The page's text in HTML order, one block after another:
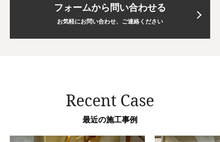
フォームから問い合わせる
お気軽にお問い合わせ、ご連絡ください
Recent Case
最近の施工事例